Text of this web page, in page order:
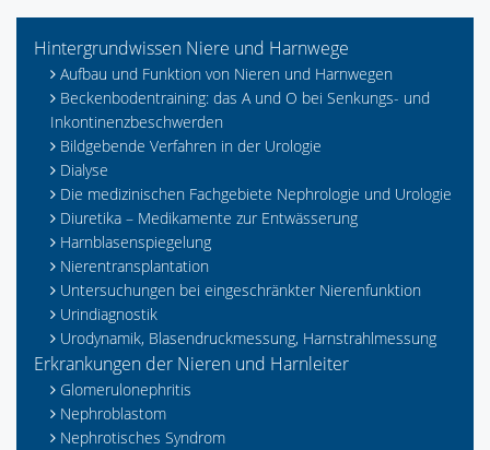
Hintergrundwissen Niere und Harnwege
Aufbau und Funktion von Nieren und Harnwegen
Beckenbodentraining: das A und O bei Senkungs- und
Inkontinenzbeschwerden
Bildgebende Verfahren in der Urologie
Dialyse
Die medizinischen Fachgebiete Nephrologie und Urologie
Diuretika – Medikamente zur Entwässerung
Harnblasenspiegelung
Nierentransplantation
Untersuchungen bei eingeschränkter Nierenfunktion
Urindiagnostik
Urodynamik, Blasendruckmessung, Harnstrahlmessung
Erkrankungen der Nieren und Harnleiter
Glomerulonephritis
Nephroblastom
Nephrotisches Syndrom